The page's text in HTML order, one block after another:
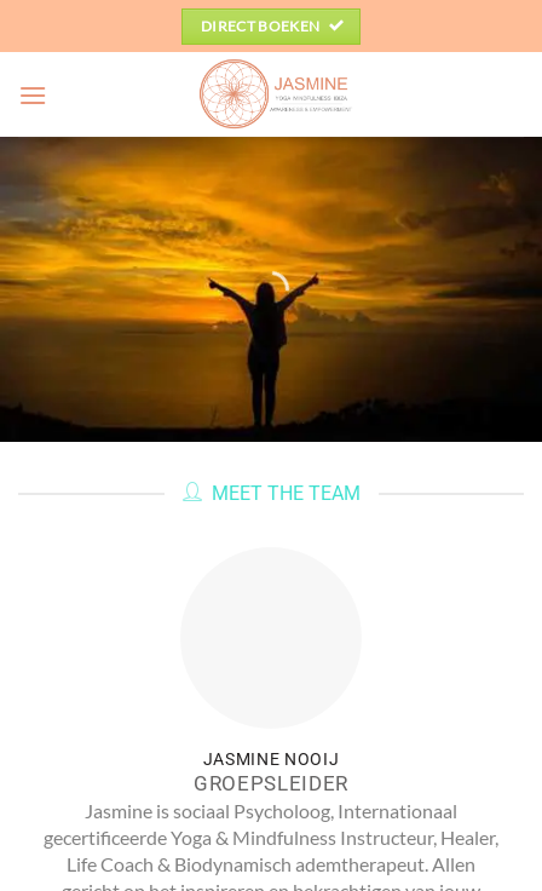
DIRECT BOEKEN
MEET THE TEAM
JASMINE NOOIJ
GROEPSLEIDER
Jasmine is sociaal Psycholoog, Internationaal
gecertificeerde Yoga & Mindfulness Instructeur, Healer,
Life Coach & Biodynamisch ademtherapeut. Allen